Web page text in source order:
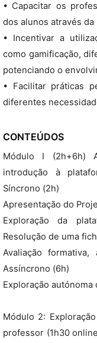
• Capacitar os
dos alunos através
• Incentivar a
como gamificação,
potenciando o
• Facilitar práticas
diferentes
CONTEÚDOS
Módulo I (2h+6h)
introdução à
Síncrono (2h)
Apresentação do
Exploração da
Resolução de uma
Avaliação
Assíncrono (6h)
Exploração autónoma
Módulo 2:
professor (1h30